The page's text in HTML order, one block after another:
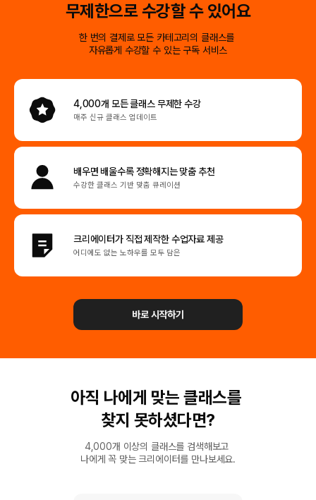
무제한으로 수강할 수 있어요
한 번의 결제로 모든 카테고리의 클래스를
자유롭게 수강할 수 있는 구독 서비스
4,000개 모든 클래스 무제한 수강
매주 신규 클래스 업데이트
배우면 배울수록 정확해지는 맞춤 추천
수강한 클래스 기반 맞춤 큐레이션
크리에이터가 직접 제작한 수업자료 제공
어디에도 없는 노하우를 모두 담은
바로 시작하기
아직 나에게 맞는 클래스를
찾지 못하셨다면?
4,000개 이상의 클래스를 검색해보고
나에게 꼭 맞는 크리에이터를 만나보세요.